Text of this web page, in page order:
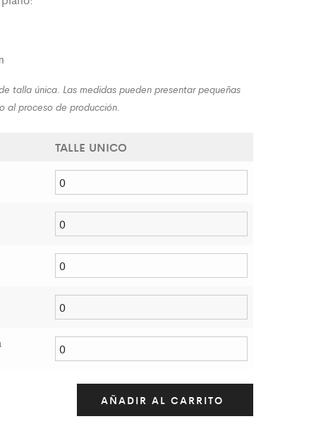
talla única. Las medidas pueden presentar pequeñas
al proceso de producción.
TALLE UNICO
AÑADIR AL CARRITO